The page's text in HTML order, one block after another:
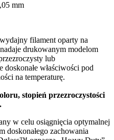
mm
filament oparty na
drukowanym modelom
lub
właściwości pod
na temperaturę.
stopień przezroczystości
w celu osiągnięcia optymalnej
doskonałego zachowania